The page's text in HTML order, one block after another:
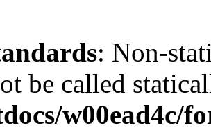
: Non-
be called
w00ead4c/